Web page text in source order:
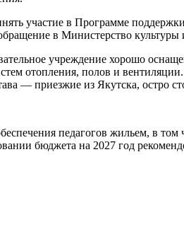
участие в Программе
в Министерство
учреждение хорошо
отопления, полов и
— приезжие из Якутска, остро
педагогов жильем, в том
бюджета на 2027 год